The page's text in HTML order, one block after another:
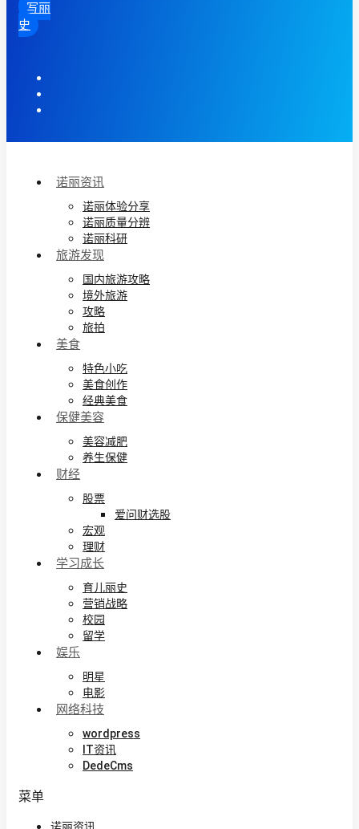
写丽
史
诺丽资讯
诺丽体验分享
诺丽质量分辨
诺丽科研
旅游发现
国内旅游攻略
境外旅游
攻略
旅拍
美食
特色小吃
美食创作
经典美食
保健美容
美容减肥
养生保健
财经
股票
爱问财选股
宏观
理财
学习成长
育儿丽史
营销战略
校园
留学
娱乐
明星
电影
网络科技
wordpress
IT资讯
DedeCms
菜单